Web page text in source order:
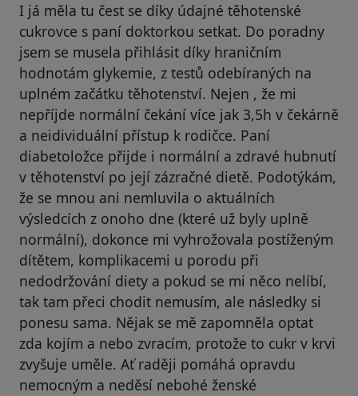
I já měla tu čest se díky údajné těhotenské
cukrovce s paní doktorkou setkat. Do poradny
jsem se musela přihlásit díky hraničním
hodnotám glykemie, z testů odebíraných na
uplném začátku těhotenství. Nejen , že mi
nepříjde normální čekání více jak 3,5h v čekárně
a neidividuální přístup k rodičce. Paní
diabetoložce přijde i normální a zdravé hubnutí
v těhotenství po její zázračné dietě. Podotýkám,
že se mnou ani nemluvila o aktuálních
výsledcích z onoho dne (které už byly uplně
normální), dokonce mi vyhrožovala postíženým
dítětem, komplikacemi u porodu při
nedodržování diety a pokud se mi něco nelíbí,
tak tam přeci chodit nemusím, ale následky si
ponesu sama. Nějak se mě zapomněla optat
zda kojím a nebo zvracím, protože to cukr v krvi
zvyšuje uměle. Ať raději pomáhá opravdu
nemocným a neděsí nebohé ženské